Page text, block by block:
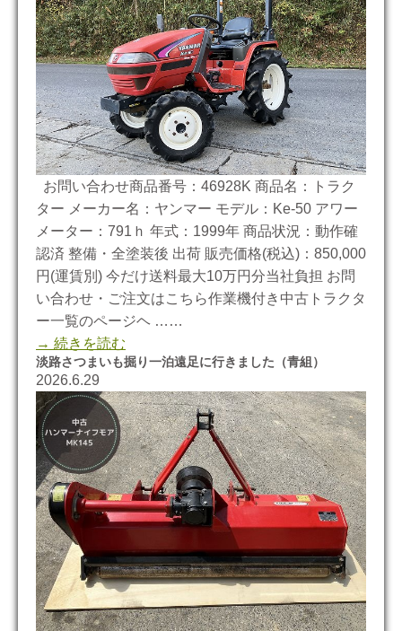
お問い合わせ商品番号：46928K 商品名：トラク
ター メーカー名：ヤンマー モデル：Ke-50 アワー
メーター：791ｈ 年式：1999年 商品状況：動作確
認済 整備・全塗装後 出荷 販売価格(税込)：850,000
円(運賃別) 今だけ送料最大10万円分当社負担 お問
い合わせ・ご注文はこちら作業機付き中古トラクタ
ー一覧のページヘ ……
→ 続きを読む
淡路さつまいも掘り一泊遠足に行きました（青組）
2026.6.29